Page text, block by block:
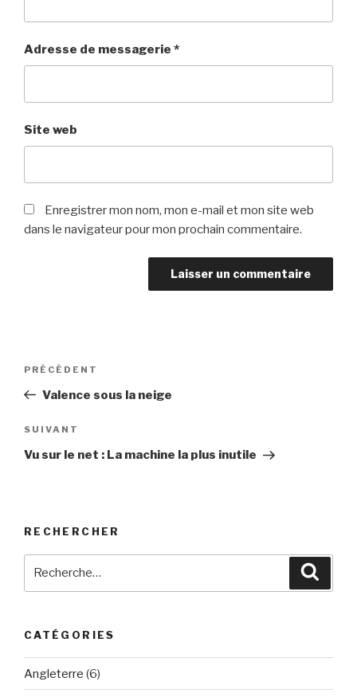
Adresse de messagerie *
Site web
Enregistrer mon nom, mon e-mail et mon site web
dans le navigateur pour mon prochain commentaire.
Navigation
Article
précédent
PRÉCÉDENT
Valence sous la neige
Article
suivant
SUIVANT
Vu sur le net : La machine la plus inutile
RECHERCHER
CATÉGORIES
Angleterre (6)